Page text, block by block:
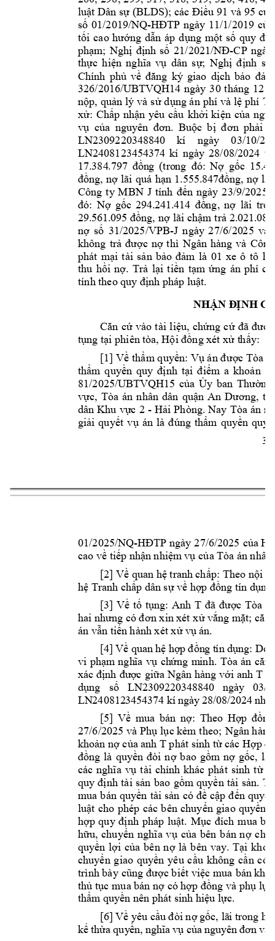
3
3
luật Dân sự (BLDS); các Điều 91 và 95
số 01/2019/NQ-HĐTP ngày 11/1/2019
tối cao hướng dẫn áp dụng một số quy
phạm; Nghị định số 21/2021/NĐ-CP
thực hiện nghĩa vụ dân sự; Nghị định số
Chính phủ về đăng ký giao dịch bảo đảm
326/2016/UBTVQH14 ngày 30 tháng 12
nộp, quản lý và sử dụng án phí và lệ phí
xử: Chấp nhận yêu cầu khởi kiện của
vụ của nguyên  đơn. Buộc bị đơn phải
LN2309220348840 kí ngày
03/10/
LN2408123454374 kí ngày 28/08/2024
17.384.797 đồng (trong đó: Nợ gốc 15.
đồng, nợ lãi quá hạn 1.555.847đồng, nợ
Công ty MBN J tính đến ngày 23/9/2025
đó: Nợ gốc 294.241.414 đồng, nợ lãi tron
29.561.095 đồng, nợ lãi chậm trả 2.021.0
nợ số 31/2025/VPB-J ngày 27/6/2025 và
không trả được nợ thì Ngân hàng và
phát mại tài sản bảo đảm là 01 xe ô tô h
thu hồi nợ. Trả lại tiền tạm ứng án phí
tính theo quy định pháp luật.
NHẬN ĐỊNH
Căn cứ vào tài liệu, chứng cứ đã
tụng tại phiên tòa, Hội đồng xét xử thấy:
[1] Về thẩm quyền: Vụ án được Tòa
thẩm quyền quy định tại điểm a khoản
81/2025/UBTVQH15 của Ủy ban Thường
vực, Tòa án nhân dân quận An Dương,
dân Khu vực 2 - Hải Phòng. Nay Tòa án
giải quyết vụ án là đúng thẩm quyền quy
01/2025/NQ-HĐTP ngày 27/6/2025 của
cao về tiếp nhận nhiệm vụ của Tòa án nhân
[2] Về quan hệ tranh chấp: Theo nội
hệ Tranh chấp dân sự về hợp đồng tín
[3] Về tố tụng: Anh T đã được Tòa
hai nhưng có đơn xin xét xử vắng mặt; căn
án vẫn tiến hành xét xử vụ án.
[4] Về quan hệ hợp đồng tín dụng: Do
vi phạm nghĩa vụ chứng minh. Tòa án căn
xác định được giữa Ngân hàng với anh T
dụng số LN2309220348840 ngày 03/1
LN2408123454374 kí ngày 28/08/2024 như
[5] Về mua bán nợ: Theo Hợp
27/6/2025 và Phụ lục kèm theo; Ngân
khoản nợ của anh T phát sinh từ các Hợp đ
đồng là quyền đòi nợ bao gồm nợ gốc,
các nghĩa vụ tài chính khác phát sinh từ
quy định tài sản bao gồm quyền tài sản.
mua bán quyền tài sản có đề cập đến
luật cho phép các bên chuyển giao quyền
hợp quy định pháp luật. Mục đích mua
hữu, chuyển nghĩa vụ của bên bán nợ cho
quyền lợi của bên nợ là bên vay. Tại
chuyển giao quyền yêu cầu không cần có
trình bày cũng được biết việc mua bán
thủ tục mua bán nợ có hợp đồng và phụ
thẩm quyền nên phát sinh hiệu lực.
[6] Về yêu cầu đòi nợ gốc, lãi trong
kế thừa quyền, nghĩa vụ của nguyên đơn và